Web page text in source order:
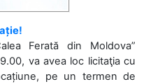
Ferată din Moldova”
va avea loc licitaţia cu
pe un termen de